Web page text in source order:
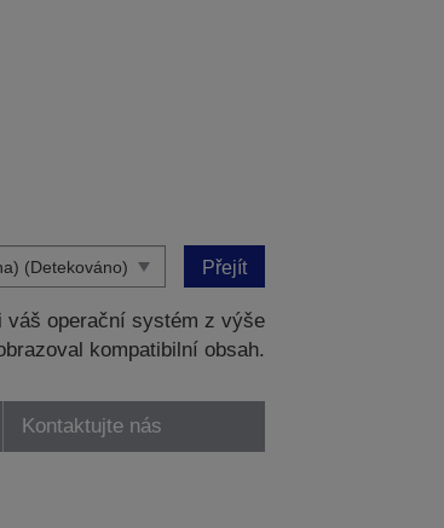
Přejít
váš operační systém z výše
kompatibilní obsah.
Kontaktujte nás